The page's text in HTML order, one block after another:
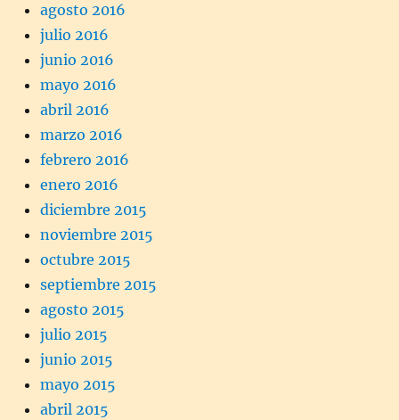
agosto 2016
julio 2016
junio 2016
mayo 2016
abril 2016
marzo 2016
febrero 2016
enero 2016
diciembre 2015
noviembre 2015
octubre 2015
septiembre 2015
agosto 2015
julio 2015
junio 2015
mayo 2015
abril 2015